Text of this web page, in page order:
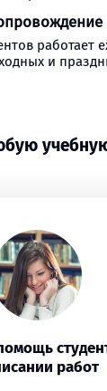
работает
и
работ